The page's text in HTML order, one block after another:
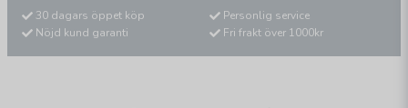
30 dagars öppet köp
Nöjd kund garanti
Personlig service
Fri frakt över 1000kr